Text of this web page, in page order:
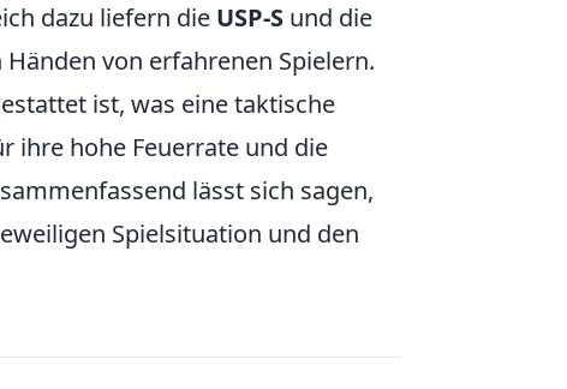
dazu liefern die USP-S und die
von erfahrenen Spielern.
ist, was eine taktische
ihre hohe Feuerrate und die
lässt sich sagen,
Spielsituation und den